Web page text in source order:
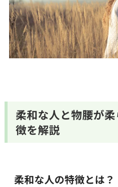
柔和な人と物腰が
徴を解説
柔和な人の特徴とは？